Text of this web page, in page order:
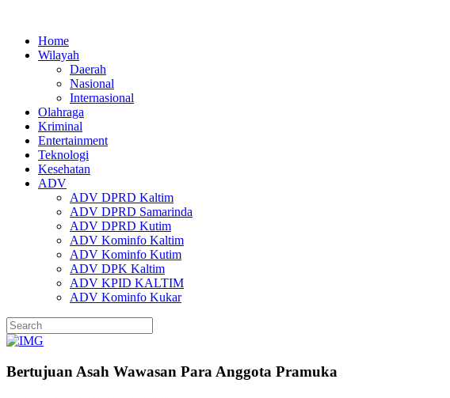
Home
Wilayah
Daerah
Nasional
Internasional
Olahraga
Kriminal
Entertainment
Teknologi
Kesehatan
ADV
ADV DPRD Kaltim
ADV DPRD Samarinda
ADV DPRD Kutim
ADV Kominfo Kaltim
ADV Kominfo Kutim
ADV DPK Kaltim
ADV KPID KALTIM
ADV Kominfo Kukar
Bertujuan Asah Wawasan Para Anggota Pramuka